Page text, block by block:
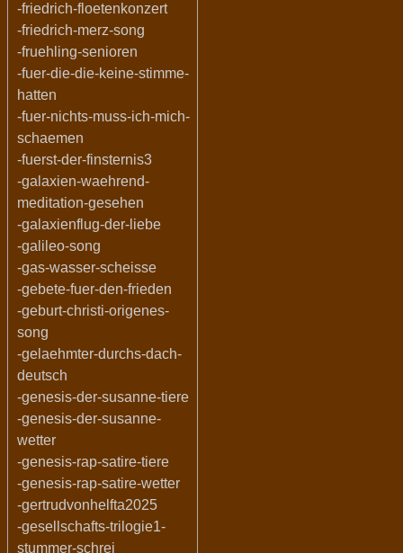
-friedrich-floetenkonzert
-friedrich-merz-song
-fruehling-senioren
-fuer-die-die-keine-stimme-
hatten
-fuer-nichts-muss-ich-mich-
schaemen
-fuerst-der-finsternis3
-galaxien-waehrend-
meditation-gesehen
-galaxienflug-der-liebe
-galileo-song
-gas-wasser-scheisse
-gebete-fuer-den-frieden
-geburt-christi-origenes-
song
-gelaehmter-durchs-dach-
deutsch
-genesis-der-susanne-tiere
-genesis-der-susanne-
wetter
-genesis-rap-satire-tiere
-genesis-rap-satire-wetter
-gertrudvonhelfta2025
-gesellschafts-trilogie1-
stummer-schrei